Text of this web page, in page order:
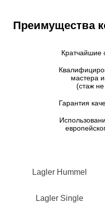
Преимущества
Кратчайшие
мастера
(стаж
Гарантия
Lagler Hummel
Lagler Single